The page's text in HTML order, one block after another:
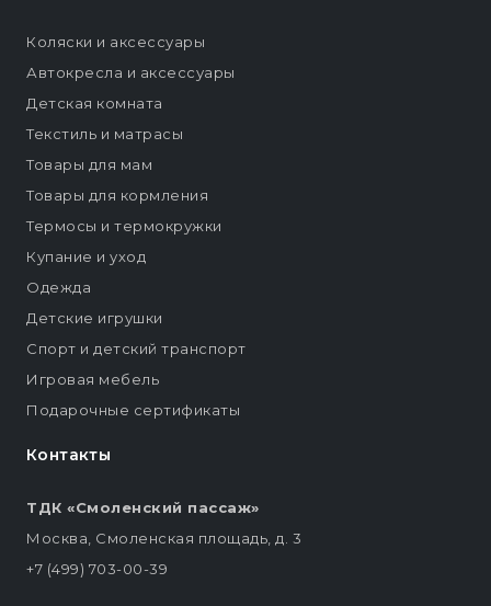
Контакты
ТДК «Смоленский пассаж»
Москва, Смоленская площадь, д. 3
+7 (499) 703-00-39
Коляски и аксессуары
Автокресла и аксессуары
Детская комната
Текстиль и матрасы
Товары для мам
Товары для кормления
Термосы и термокружки
Купание и уход
Одежда
Детские игрушки
Спорт и детский транспорт
Игровая мебель
Подарочные сертификаты